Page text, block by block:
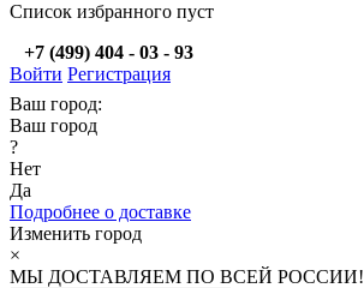
Список избранного пуст
+7 (499) 404 - 03 - 93
Войти Регистрация
Ваш город:
Ваш город
?
Нет
Да
Подробнее о доставке
Изменить город
×
МЫ ДОСТАВЛЯЕМ ПО ВСЕЙ РОССИИ!